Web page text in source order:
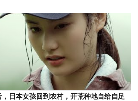
，日本女孩回到农村，开荒种地自给自足